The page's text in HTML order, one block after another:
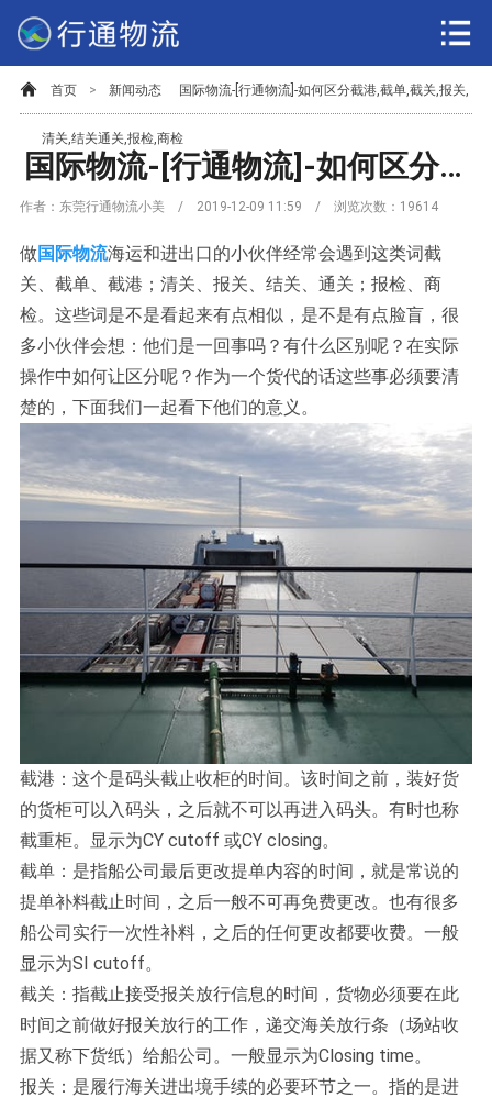
首页 > 新闻动态 国际物流-[行通物流]-如何区分截港,截单,截关,报关,
清关,结关通关,报检,商检
国际物流-[行通物流]-如何区分截港,截单,截关,报关,清关,结关通关,报检,商检
作者：东莞行通物流小美 / 2019-12-09 11:59 / 浏览次数： 19614
做国际物流海运和进出口的小伙伴经常会遇到这类词截
关、截单、截港；清关、报关、结关、通关；报检、商
检。这些词是不是看起来有点相似，是不是有点脸盲，很
多小伙伴会想：他们是一回事吗？有什么区别呢？在实际
操作中如何让区分呢？作为一个货代的话这些事必须要清
楚的，下面我们一起看下他们的意义。
截港：这个是码头截止收柜的时间。该时间之前，装好货
的货柜可以入码头，之后就不可以再进入码头。有时也称
截重柜。显示为CY cutoff 或CY closing。
截单：是指船公司最后更改提单内容的时间，就是常说的
提单补料截止时间，之后一般不可再免费更改。也有很多
船公司实行一次性补料，之后的任何更改都要收费。一般
显示为SI cutoff。
截关：指截止接受报关放行信息的时间，货物必须要在此
时间之前做好报关放行的工作，递交海关放行条（场站收
据又称下货纸）给船公司。一般显示为Closing time。
报关：是履行海关进出境手续的必要环节之一。指的是进